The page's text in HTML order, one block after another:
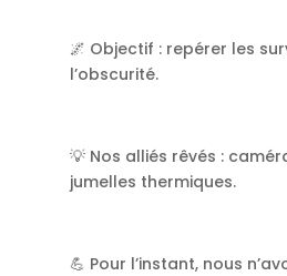
🌌 Objectif : repérer les
l’obscurité.
💡 Nos alliés rêvés :
jumelles thermiques.
💪 Pour l’instant, nous